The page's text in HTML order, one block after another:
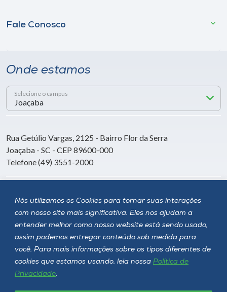
Nós utilizamos os Cookies para tornar suas interações
com nosso site mais significativa. Eles nos ajudam a
entender melhor como nosso website está sendo usado,
assim podemos entregar conteúdo sob medida para
você. Para mais informações sobre os tipos diferentes de
cookies que estamos usando, leia nossa Política de
Privacidade.
Fale Conosco
Onde estamos
Selecione o campus
Rua Getúlio Vargas, 2125 - Bairro Flor da Serra
Joaçaba - SC - CEP 89600-000
Telefone (49) 3551-2000
Siga a Unoesc